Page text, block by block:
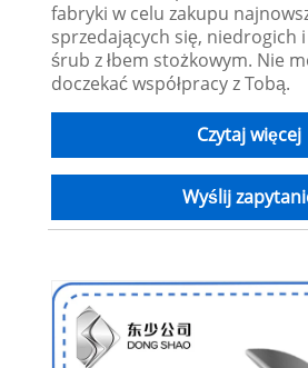
fabryki w celu zakupu
sprzedających się, niedrogich
śrub z łbem stożkowym. Nie
doczekać współpracy z Tobą.
Czytaj więcej
Wyślij